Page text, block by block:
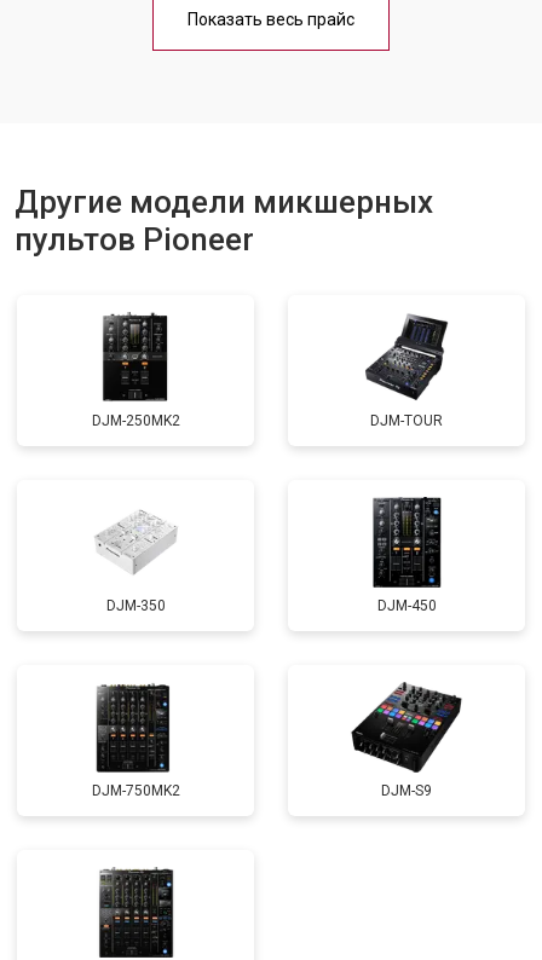
Показать весь прайс
Другие модели микшерных
пультов Pioneer
DJM-250MK2 DJM-TOUR
DJM-350 DJM-450
DJM-750MK2 DJM-S9